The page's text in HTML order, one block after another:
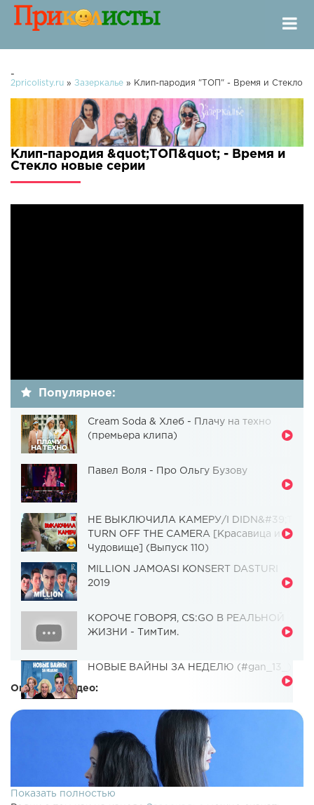
-
2pricolisty.ru » Зазеркалье » Клип-пародия "ТОП" - Время и Стекло
Клип-пародия &quot;ТОП&quot; - Время и
Стекло новые серии
Популярное:
Cream Soda & Хлеб - Плачу на техно
(премьера клипа)
Павел Воля - Про Ольгу Бузову
НЕ ВЫКЛЮЧИЛА КАМЕРУ/I DIDN&#39;T
TURN OFF THE CAMERA [Красавица и
Чудовище] (Выпуск 110)
MILLION JAMOASI KONSERT DASTURI
2019
КОРОЧЕ ГОВОРЯ, CS:GO В РЕАЛЬНОЙ
ЖИЗНИ - ТимТим.
НОВЫЕ ВАЙНЫ ЗА НЕДЕЛЮ (#gan_13_)
Описание видео:
Показать полностью